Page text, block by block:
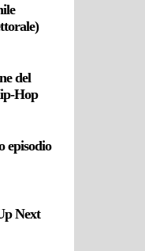
del
Hop
episodio
Next